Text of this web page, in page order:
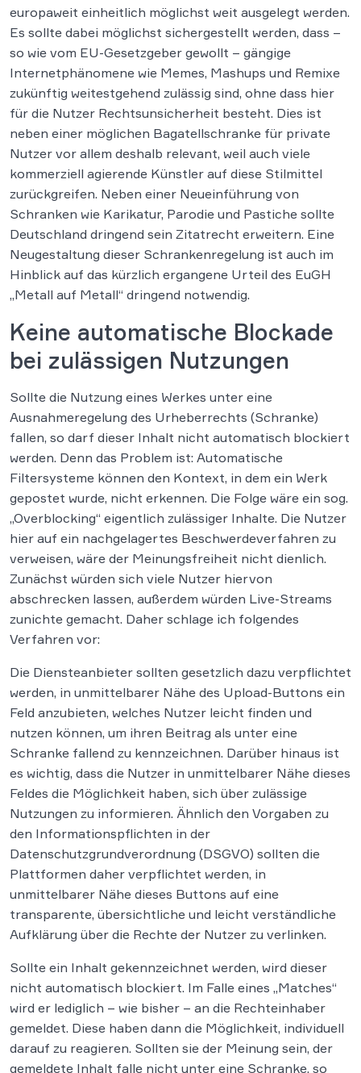
europaweit einheitlich möglichst weit ausgelegt werden.
Es sollte dabei möglichst sichergestellt werden, dass –
so wie vom EU-Gesetzgeber gewollt – gängige
Internetphänomene wie Memes, Mashups und Remixe
zukünftig weitestgehend zulässig sind, ohne dass hier
für die Nutzer Rechtsunsicherheit besteht. Dies ist
neben einer möglichen Bagatellschranke für private
Nutzer vor allem deshalb relevant, weil auch viele
kommerziell agierende Künstler auf diese Stilmittel
zurückgreifen. Neben einer Neueinführung von
Schranken wie Karikatur, Parodie und Pastiche sollte
Deutschland dringend sein Zitatrecht erweitern. Eine
Neugestaltung dieser Schrankenregelung ist auch im
Hinblick auf das kürzlich ergangene Urteil des EuGH
„Metall auf Metall“ dringend notwendig.
Keine automatische Blockade
bei zulässigen Nutzungen
Sollte die Nutzung eines Werkes unter eine
Ausnahmeregelung des Urheberrechts (Schranke)
fallen, so darf dieser Inhalt nicht automatisch blockiert
werden. Denn das Problem ist: Automatische
Filtersysteme können den Kontext, in dem ein Werk
gepostet wurde, nicht erkennen. Die Folge wäre ein sog.
„Overblocking“ eigentlich zulässiger Inhalte. Die Nutzer
hier auf ein nachgelagertes Beschwerdeverfahren zu
verweisen, wäre der Meinungsfreiheit nicht dienlich.
Zunächst würden sich viele Nutzer hiervon
abschrecken lassen, außerdem würden Live-Streams
zunichte gemacht. Daher schlage ich folgendes
Verfahren vor:
Die Diensteanbieter sollten gesetzlich dazu verpflichtet
werden, in unmittelbarer Nähe des Upload-Buttons ein
Feld anzubieten, welches Nutzer leicht finden und
nutzen können, um ihren Beitrag als unter eine
Schranke fallend zu kennzeichnen. Darüber hinaus ist
es wichtig, dass die Nutzer in unmittelbarer Nähe dieses
Feldes die Möglichkeit haben, sich über zulässige
Nutzungen zu informieren. Ähnlich den Vorgaben zu
den Informationspflichten in der
Datenschutzgrundverordnung (DSGVO) sollten die
Plattformen daher verpflichtet werden, in
unmittelbarer Nähe dieses Buttons auf eine
transparente, übersichtliche und leicht verständliche
Aufklärung über die Rechte der Nutzer zu verlinken.
Sollte ein Inhalt gekennzeichnet werden, wird dieser
nicht automatisch blockiert. Im Falle eines „Matches“
wird er lediglich – wie bisher – an die Rechteinhaber
gemeldet. Diese haben dann die Möglichkeit, individuell
darauf zu reagieren. Sollten sie der Meinung sein, der
gemeldete Inhalt falle nicht unter eine Schranke, so